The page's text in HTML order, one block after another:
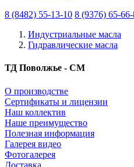
8 (8482) 55-13-10 8 (9376) 65-
Индустриальные масла
Гидравлические масла
ТД Поволжье - СМ
О производстве
Сертификаты и лицензии
Наш коллектив
Наше преимущество
Полезная информация
Галерея видео
Фотогалерея
Доставка